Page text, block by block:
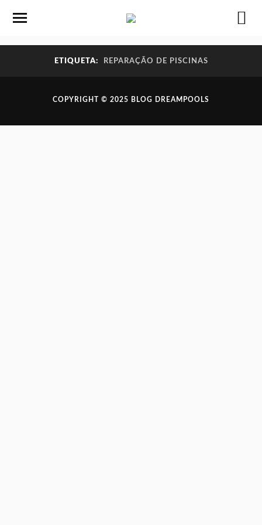
ETIQUETA: REPARAÇÃO DE PISCINAS
COPYRIGHT © 2025 BLOG DREAMPOOLS